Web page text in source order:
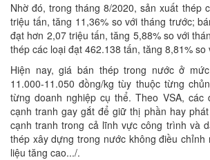
Nhờ đó, trong tháng 8/2020, sản xuất thép
triệu tấn, tăng 11,36% so với tháng trước;
đạt hơn 2,07 triệu tấn, tăng 5,88% so với
thép các loại đạt 462.138 tấn, tăng 8,81% so
Hiện nay, giá bán thép trong nước ở
11.000-11.050 đồng/kg tùy thuộc từng
từng doanh nghiệp cụ thể. Theo VSA, các
cạnh tranh gay gắt để giữ thị phần hay
cạnh tranh trong cả lĩnh vực công trình và
thép xây dựng trong nước không điều chỉnh
liệu tăng cao.../.